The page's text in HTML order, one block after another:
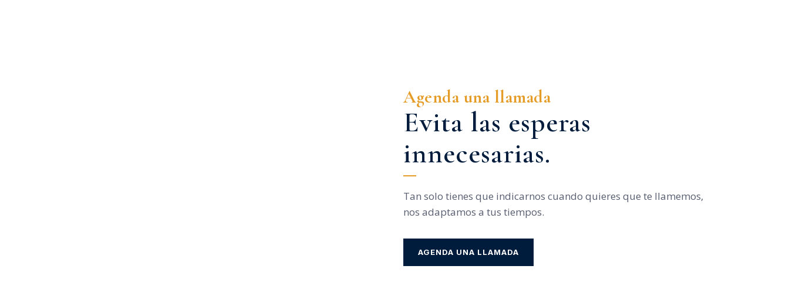
Agenda una llamada
Evita las esperas
innecesarias.
Tan solo tienes que indicarnos cuando quieres que te llamemos,
nos adaptamos a tus tiempos.
AGENDA UNA LLAMADA